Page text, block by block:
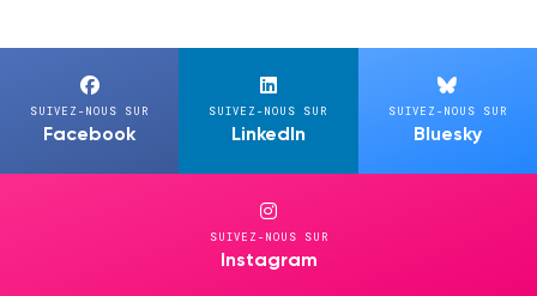
SUIVEZ-NOUS SUR
Facebook
SUIVEZ-NOUS SUR
LinkedIn
SUIVEZ-NOUS SUR
Bluesky
SUIVEZ-NOUS SUR
Instagram